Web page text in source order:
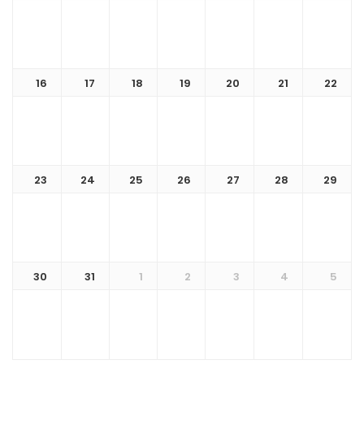
16 17 18 19 20 21 22
23 24 25 26 27 28 29
30 31 1 2 3 4 5